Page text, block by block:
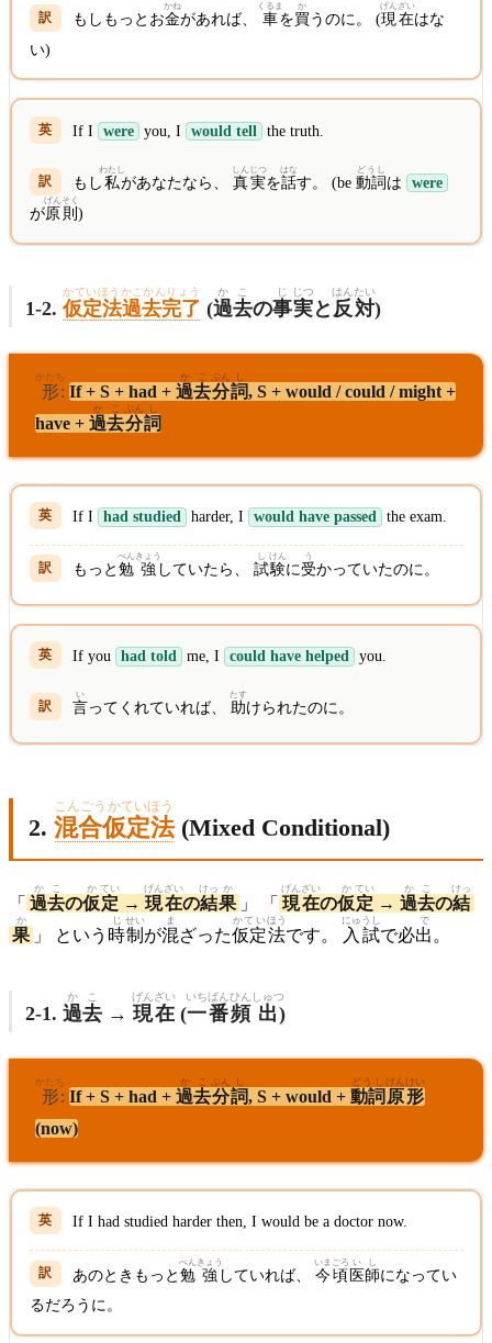
もしもっとお金
かね
があれば、 車
くるま
を買
か
うのに。 (現在
げんざい
はな
い)
If I were you, I would tell the truth.
もし 私
わたし
があなたなら、真
しん
実
じつ
を話
はな
す。 (be動詞
どうし
は
were
が原則
げんそく
)
1-2.仮定法過去完了
かていほうかこかんりょう
(過去
かこ
の事
じ
実
じつ
と 反
はん
対
たい
)
形
かたち
: If + S + had + 過去
かこ
分
ぶん
詞
し
, S + would / could / might +
have + 過去
かこ
分
ぶん
詞
し
If I had studied harder, I would have passed the exam.
もっと勉
べん
強
きょう
していたら、試
し
験
けん
に受
う
かっていたのに。
If you had told me, I could have helped you.
言
い
ってくれていれば、助
たす
けられたのに。
2. 混合仮定法
こんごうかていほう
(Mixed Conditional)
「 過去
かこ
の仮
か
定
てい
→ 現
げん
在
ざい
の結
けっ
果
か
」 「 現
げん
在
ざい
の仮
か
定
てい
→ 過去
かこ
の結
けっ
果
か
」 という 時
じ
制
せい
が混
ま
ざった仮定
かてい
法
ほう
です。 入試
にゅうし
で必出
で
。
2-1. 過去
かこ
→ 現在
げんざい
(一
いち
番
ばん
頻
ひん
出
しゅつ
)
形
かたち
: If + S + had + 過去
かこ
分
ぶん
詞
し
, S + would + 動詞
どうし
原形
げんけい
(now)
If I had studied harder then, I would be a doctor now.
あのときもっと勉
べん
強
きょう
していれば、今頃
いまごろ
医
い
師
し
になってい
るだろうに。